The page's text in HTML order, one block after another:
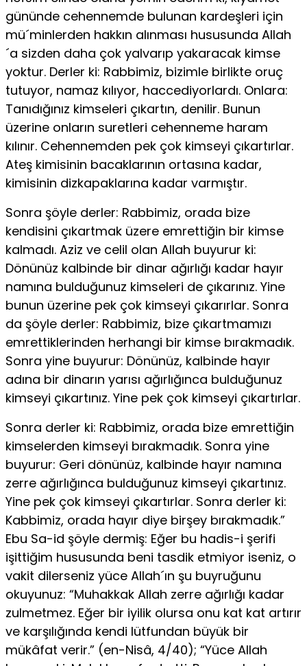
gü­nünde cehennemde bulunan kardeşleri için
mü´minlerden hakkın alınması hususunda Allah
´a sizden daha çok yalvarıp yakaracak kimse
yoktur. Der­ler ki: Rabbimiz, bizimle birlikte oruç
tutuyor, namaz kılıyor, haccediyorlar­dı. Onlara:
Tanıdığınız kimseleri çıkartın, denilir. Bunun
üzerine onların su­retleri cehenneme haram
kılınır. Cehennemden pek çok kimseyi çıkartırlar.
Ateş kimisinin bacaklarının ortasına kadar,
kimisinin dizkapaklarına kadar var­mıştır.
Sonra şöyle derler: Rabbimiz, orada bize
kendisini çıkartmak üzere emrettiğin bir kimse
kalmadı. Aziz ve celil olan Allah buyurur ki:
Dönünüz kalbinde bir dinar ağırlığı kadar hayır
namına bulduğunuz kimseleri de çı­karınız. Yine
bunun üzerine pek çok kimseyi çıkarırlar. Sonra
da şöyle der­ler: Rabbimiz, bize çıkartmamızı
emrettiklerinden herhangi bir kimse bırak­madık.
Sonra yine buyurur: Dönünüz, kalbinde hayır
adına bir dinarın ya­rısı ağırlığınca bulduğunuz
kimseyi çıkartınız. Yine pek çok kimseyi çıkartırlar.
Sonra derler ki: Rabbimiz, orada bize emrettiğin
kimselerden kimseyi bırakmadık. Sonra yine
buyurur: Geri dönünüz, kalbinde hayır namına
zer­re ağırlığınca bulduğunuz kimseyi çıkartınız.
Yine pek çok kimseyi çıkartır­lar. Sonra derler ki:
Kabbimiz, orada hayır diye birşey bırakmadık.”
Ebu Sa-id şöyle dermiş: Eğer bu hadis-i şerifi
işittiğim hususunda beni tasdik etmi­yor iseniz, o
vakit dilerseniz yüce Allah´ın şu buyruğunu
okuyunuz: “Muhak­kak Allah zerre ağırlığı kadar
zulmetmez. Eğer bir iyilik olursa onu kat kat artırır
ve karşılığında kendi lütfundan büyük bir
mükâfat verir.” (en-Nisâ, 4/40); “Yüce Allah